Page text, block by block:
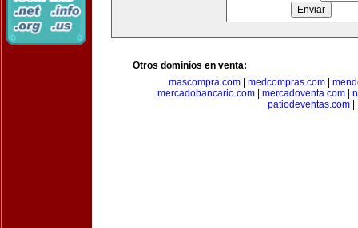
Otros dominios en venta:
mascompra.com| medcompras.com|
mercadobancario.com| mercadoventa.com|
patiodeventas.com|